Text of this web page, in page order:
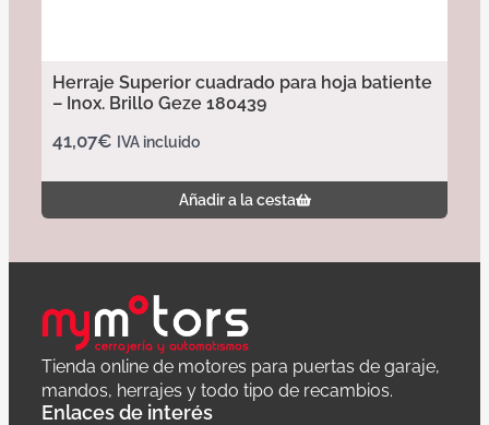
Herraje Superior cuadrado para hoja batiente
– Inox. Brillo Geze 180439
41,07€ IVA incluido
Añadir a la cesta
Tienda online de motores para puertas de garaje,
mandos, herrajes y todo tipo de recambios.
Enlaces de interés